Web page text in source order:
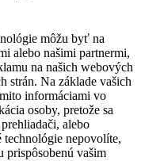
môžu byť na
alebo našimi partnermi,
na našich webových
strán. Na základe vašich
informáciami vo
osoby, pretože sa
alebo
technológie nepovolíte,
prispôsobenú vašim